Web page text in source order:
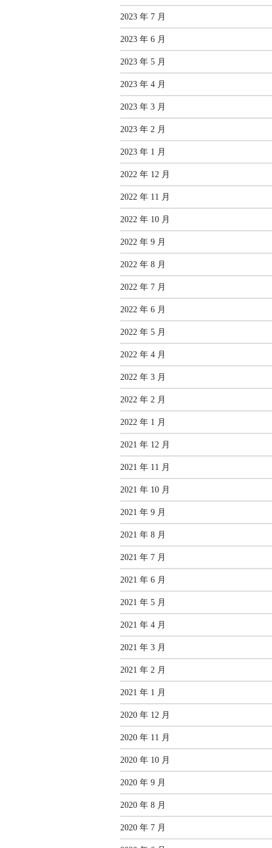
2023 年 7 月
2023 年 6 月
2023 年 5 月
2023 年 4 月
2023 年 3 月
2023 年 2 月
2023 年 1 月
2022 年 12 月
2022 年 11 月
2022 年 10 月
2022 年 9 月
2022 年 8 月
2022 年 7 月
2022 年 6 月
2022 年 5 月
2022 年 4 月
2022 年 3 月
2022 年 2 月
2022 年 1 月
2021 年 12 月
2021 年 11 月
2021 年 10 月
2021 年 9 月
2021 年 8 月
2021 年 7 月
2021 年 6 月
2021 年 5 月
2021 年 4 月
2021 年 3 月
2021 年 2 月
2021 年 1 月
2020 年 12 月
2020 年 11 月
2020 年 10 月
2020 年 9 月
2020 年 8 月
2020 年 7 月